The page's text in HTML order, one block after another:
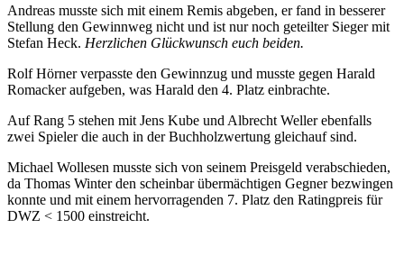
Andreas musste sich mit einem Remis abgeben, er fand in besserer
Stellung den Gewinnweg nicht und ist nur noch geteilter Sieger mit
Stefan Heck. Herzlichen Glückwunsch euch beiden.
Rolf Hörner verpasste den Gewinnzug und musste gegen Harald
Romacker aufgeben, was Harald den 4. Platz einbrachte.
Auf Rang 5 stehen mit Jens Kube und Albrecht Weller ebenfalls
zwei Spieler die auch in der Buchholzwertung gleichauf sind.
Michael Wollesen musste sich von seinem Preisgeld verabschieden,
da Thomas Winter den scheinbar übermächtigen Gegner bezwingen
konnte und mit einem hervorragenden 7. Platz den Ratingpreis für
DWZ < 1500 einstreicht.